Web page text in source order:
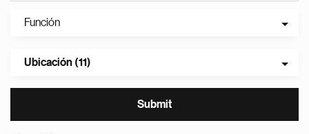
Función
Ubicación (11)